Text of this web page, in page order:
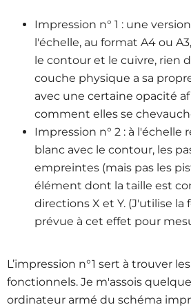
Impression n° 1 : une
l'échelle, au format A4 ou
le contour et le cuivre, rien
couche physique a sa
avec une certaine opacité
comment elles se
Impression n° 2 : à l'échelle
blanc avec le contour, les
empreintes (mais pas les
élément dont la taille est
directions X et Y. (J'utilise
prévue à cet effet pour
L’impression n°1 sert à trouver
fonctionnels. Je m'assois
ordinateur armé du schéma